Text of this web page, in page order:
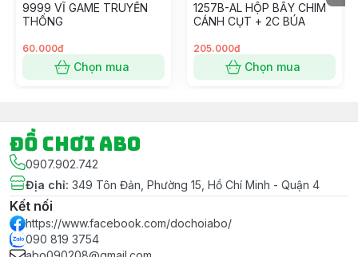
#dochoi #dochoitreem #dochoichobe #dochoibegai
#dochoibetrai #dochoihoatoc #hoatoc #goiqua
#goiquamienphi
9999 VĨ GAME TRUYỀN
THỐNG
60.000đ
Chọn mua
1257B-AL HỘP BẪY CHIM
CÁNH CỤT + 2C BÚA
205.000đ
Chọn mua
Đồ chơi ABO
0907.902.742
Địa chỉ: 349 Tôn Đản, Phường 15, Hồ Chí Minh - Quận 4
Kết nối
https://www.facebook.com/dochoiabo/
090 819 3754